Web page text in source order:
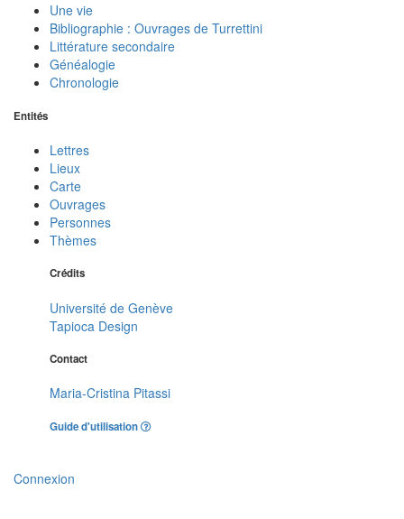
Une vie
Bibliographie : Ouvrages de Turrettini
Littérature secondaire
Généalogie
Chronologie
Entités
Lettres
Lieux
Carte
Ouvrages
Personnes
Thèmes
Crédits
Université de Genève
Tapioca Design
Contact
Maria-Cristina Pitassi
Guide d'utilisation
Connexion